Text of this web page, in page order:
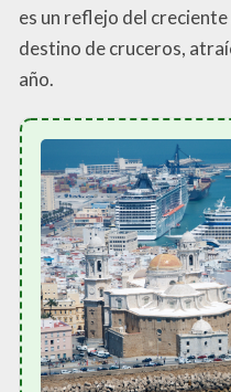
es un reflejo del
destino de cruceros,
año.